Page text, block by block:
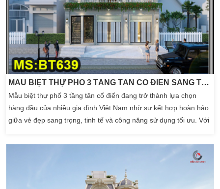
MẪU BIỆT THỰ PHỐ 3 TẦNG TÂN CỔ ĐIỂN SANG TRỌNG MÁI MANSARD
Mẫu biệt thự phố 3 tầng tân cổ điển đang trở thành lựa chọn
hàng đầu của nhiều gia đình Việt Nam nhờ sự kết hợp hoàn hảo
giữa vẻ đẹp sang trọng, tinh tế và công năng sử dụng tối ưu. Với
cùng không gian sống tiện nghi, đây là mẫu nhà lý tưởng dành